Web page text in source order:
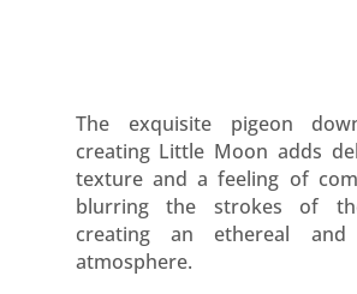
The exquisite pigeon
creating Little Moon adds
texture and a feeling of
blurring the strokes of
creating an ethereal and
atmosphere.